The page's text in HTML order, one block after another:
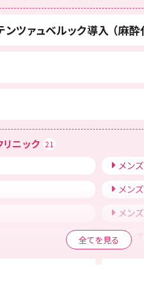
ンツァュベルック導入 （麻
ニック 21
メン
メン
メン
メ
全てを見る